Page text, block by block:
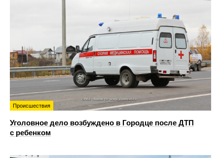
Происшествия
Уголовное дело возбуждено в Городце после ДТП
с ребенком